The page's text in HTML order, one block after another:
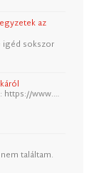
az
igéd sokszor
https://www.…
találtam.